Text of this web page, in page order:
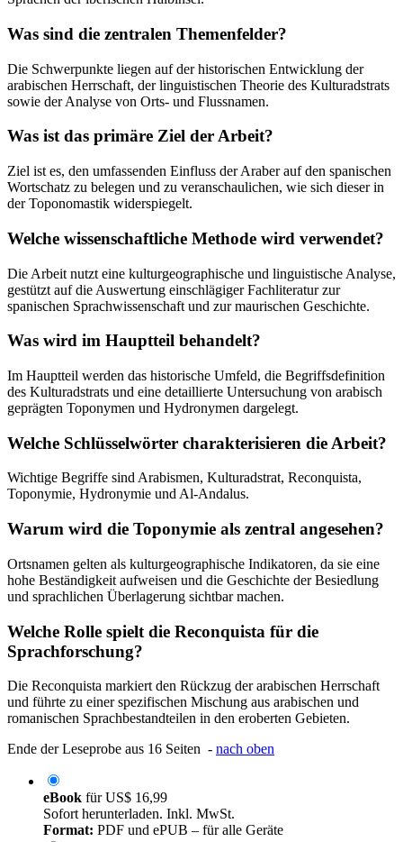
Was sind die zentralen Themenfelder?
Die Schwerpunkte liegen auf der historischen Entwicklung der
arabischen Herrschaft, der linguistischen Theorie des Kulturadstrats
sowie der Analyse von Orts- und Flussnamen.
Was ist das primäre Ziel der Arbeit?
Ziel ist es, den umfassenden Einfluss der Araber auf den spanischen
Wortschatz zu belegen und zu veranschaulichen, wie sich dieser in
der Toponomastik widerspiegelt.
Welche wissenschaftliche Methode wird verwendet?
Die Arbeit nutzt eine kulturgeographische und linguistische Analyse,
gestützt auf die Auswertung einschlägiger Fachliteratur zur
spanischen Sprachwissenschaft und zur maurischen Geschichte.
Was wird im Hauptteil behandelt?
Im Hauptteil werden das historische Umfeld, die Begriffsdefinition
des Kulturadstrats und eine detaillierte Untersuchung von arabisch
geprägten Toponymen und Hydronymen dargelegt.
Welche Schlüsselwörter charakterisieren die Arbeit?
Wichtige Begriffe sind Arabismen, Kulturadstrat, Reconquista,
Toponymie, Hydronymie und Al-Andalus.
Warum wird die Toponymie als zentral angesehen?
Ortsnamen gelten als kulturgeographische Indikatoren, da sie eine
hohe Beständigkeit aufweisen und die Geschichte der Besiedlung
und sprachlichen Überlagerung sichtbar machen.
Welche Rolle spielt die Reconquista für die
Sprachforschung?
Die Reconquista markiert den Rückzug der arabischen Herrschaft
und führte zu einer spezifischen Mischung aus arabischen und
romanischen Sprachbestandteilen in den eroberten Gebieten.
Ende der Leseprobe aus 16 Seiten - nach oben
eBook fürUS$ 16,99
Sofort herunterladen. Inkl. MwSt.
Format: PDF und ePUB – für alle Geräte